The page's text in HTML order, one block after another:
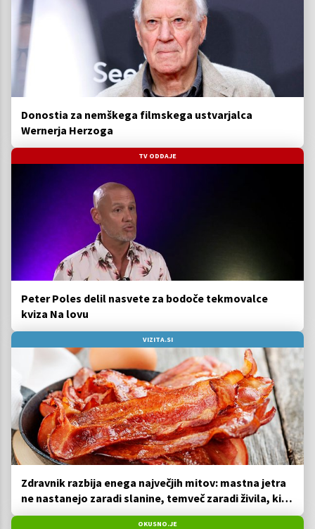
Donostia za nemškega filmskega ustvarjalca
Wernerja Herzoga
TV ODDAJE
Peter Poles delil nasvete za bodoče tekmovalce
kviza Na lovu
VIZITA.SI
Zdravnik razbija enega največjih mitov: mastna jetra
ne nastanejo zaradi slanine, temveč zaradi živila, ki
ga imamo vsi radi
OKUSNO.JE